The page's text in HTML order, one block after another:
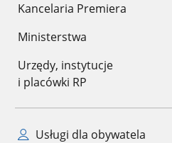
Kancelaria Premiera
Ministerstwa
Urzędy, instytucje
i placówki RP
Usługi dla obywatela